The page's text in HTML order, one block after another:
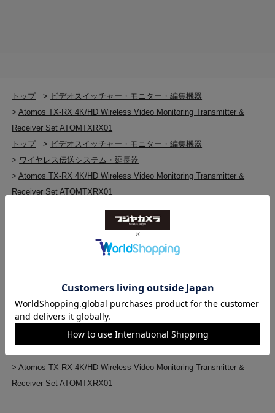
Wi-Fi
周波数：5GHz
遅延：60ms
伝送距離（見通し距離）：最大300m (985ft)
オーディオ入出力（オーディオフォーマット）
PCM 2チャンネル
対応解像度およびフレームレート
4Kp30、4Kp25（4Kp30に変換）、1080p60、
3G-SDI：
1080P60、1080P50、1080P30、1080P25、
1080I60、1080I50、720P60、720P50
USB A-C 2.0ケーブル（1m）×2本
Wi-Fiアンテナ×4本
トップ > ビデオスイッチャー・モニター・編集機器
>Atomos TX-RX 4K/HD Wireless Video Monitoring Transmitter &
Receiver Set ATOMTXRX01
トップ
> ビデオスイッチャー・モニター・編集機器
> ワイヤレス伝送システム・延長器
>Atomos TX-RX 4K/HD Wireless Video Monitoring Transmitter &
Receiver Set ATOMTXRX01
ワイヤレス伝送システム・延長器
ワイヤレス伝送システム・延長器(新品)
Atomos TX-RX 4K/HD Wireless Video Monitoring Transmitter &
Receiver Set ATOMTXRX01
ビデオスイッチャー・モニター・編集機器
>ビデオスイッチャー・モニター・編集機器(新品)
>Atomos TX-RX 4K/HD Wireless Video Monitoring Transmitter &
Receiver Set ATOMTXRX01
>Atomos TX-RX 4K/HD Wireless Video Monitoring Transmitter &
Receiver Set ATOMTXRX01